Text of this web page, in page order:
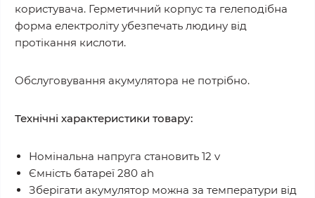
користувача. Герметичний корпус та гелеподібна
форма електроліту убезпечать людину від
протікання кислоти.
Обслуговування акумулятора не потрібно.
Технічні характеристики товару:
Номінальна напруга становить 12 v
Ємність батареї 280 ah
Зберігати акумулятор можна за температури від